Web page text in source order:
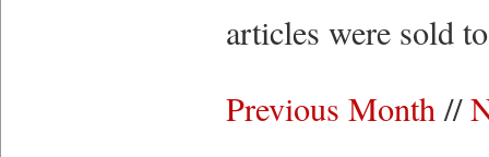
articles were sold
Previous Month//